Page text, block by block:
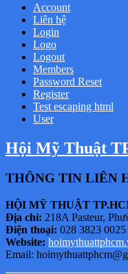
Account
Liên hệ
Login
Logo
Logout
Members
Password Reset
Register
Test escaping html
User
Hội Mỹ Thuật
THÔNG TIN LIÊN
HỘI MỸ THUẬT
Địa chỉ: 218A Pasteur,
Điện thoại: 028 3823 0025
Website:
Email: